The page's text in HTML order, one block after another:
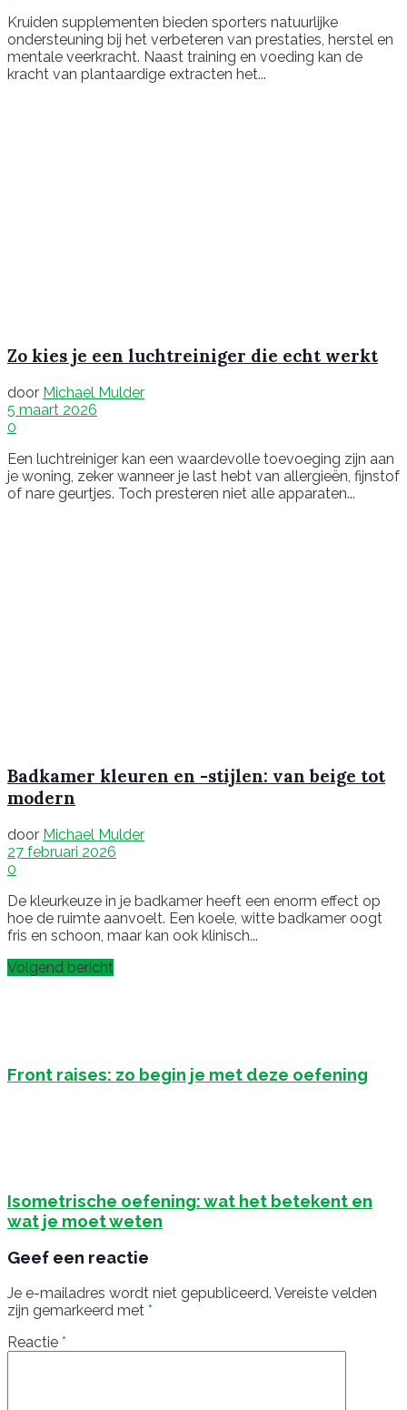
Kruiden supplementen bieden sporters natuurlijke
ondersteuning bij het verbeteren van prestaties, herstel en
mentale veerkracht. Naast training en voeding kan de
kracht van plantaardige extracten het...
Zo kies je een luchtreiniger die echt werkt
door Michael Mulder
5 maart 2026
0
Een luchtreiniger kan een waardevolle toevoeging zijn aan
je woning, zeker wanneer je last hebt van allergieën, fijnstof
of nare geurtjes. Toch presteren niet alle apparaten...
Badkamer kleuren en -stijlen: van beige tot
modern
door Michael Mulder
27 februari 2026
0
De kleurkeuze in je badkamer heeft een enorm effect op
hoe de ruimte aanvoelt. Een koele, witte badkamer oogt
fris en schoon, maar kan ook klinisch...
Volgend bericht
Front raises: zo begin je met deze oefening
Isometrische oefening: wat het betekent en
wat je moet weten
Geef een reactie
Je e-mailadres wordt niet gepubliceerd. Vereiste velden
zijn gemarkeerd met *
Reactie *